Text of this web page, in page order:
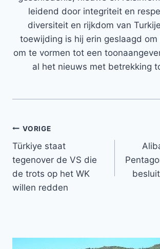
leidend door integriteit en
diversiteit en rijkdom van
toewijding is hij erin geslaagd
om te vormen tot een
al het nieuws met betrekking
Bericht
navigatie
VORIGE
Türkiye staat
tegenover de VS die
de trots op het WK
willen redden